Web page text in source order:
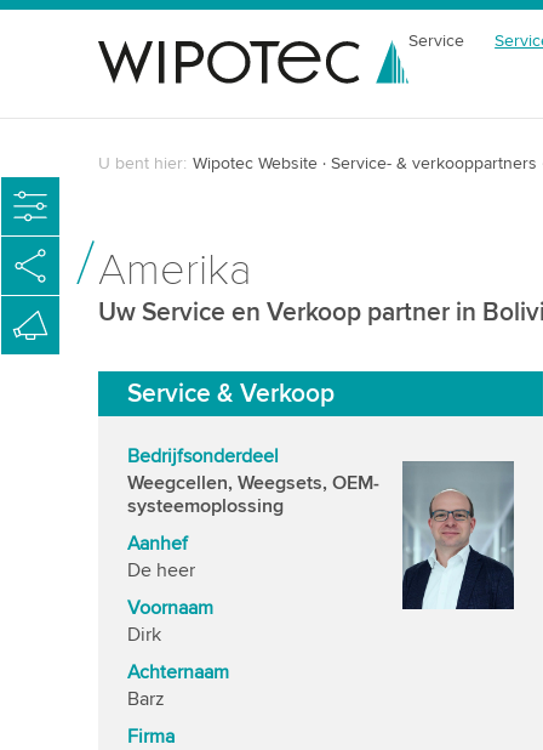
Service
U bent hier: Wipotec Website Service- & verkooppartners
Amerika
Uw Service en Verkoop partner in
Service & Verkoop
Bedrijfsonderdeel
Weegcellen, Weegsets, OEM-
systeemoplossing
Aanhef
De heer
Voornaam
Dirk
Achternaam
Barz
Firma